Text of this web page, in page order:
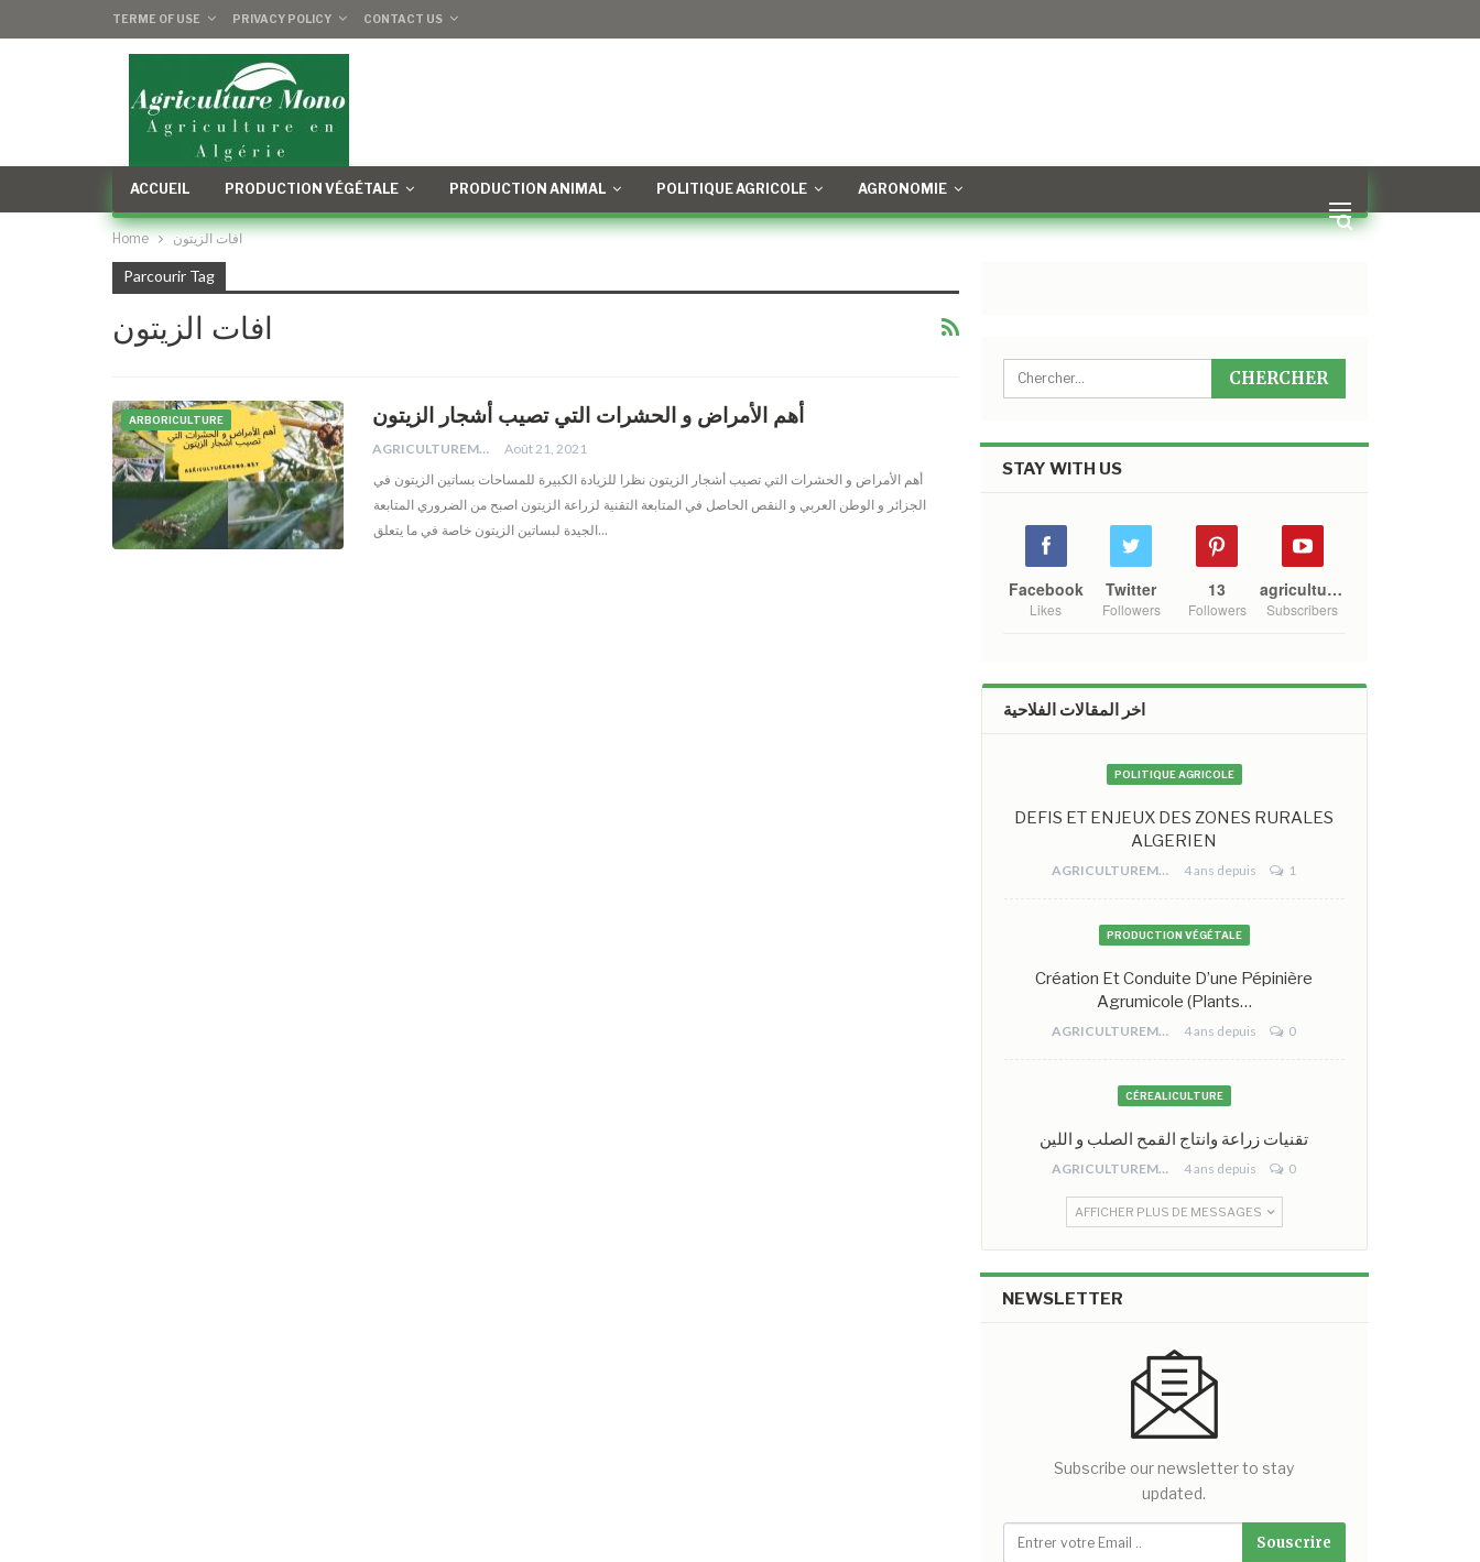
TERME OF USE PRIVACY POLICY CONTACT US
ACCUEIL PRODUCTION VÉGÉTALE PRODUCTION ANIMAL POLITIQUE AGRICOLE AGRONOMIE
Home افات الزيتون
Parcourir Tag
افات الزيتون
ARBORICULTURE أهم الأمراض و الحشرات التي تصيب أشجار الزيتون
AGRICULTUREMONO
Août 21, 2021
أهم الأمراض و الحشرات التي تصيب أشجار الزيتون نظرا للزيادة الكبيرة للمساحات بساتين الزيتون في
الجزائر و الوطن العربي و النقص الحاصل في المتابعة التقنية لزراعة الزيتون اصبح من الضروري المتابعة
الجيدة لبساتين الزيتون خاصة في ما يتعلق…
STAY WITH US
Facebook
Likes
Twitter
Followers
13
Followers
agriculture mono
Subscribers
اخر المقالات الفلاحية
POLITIQUE AGRICOLE
DEFIS ET ENJEUX DES ZONES RURALES
ALGERIEN
AGRICULTUREMONO 4 ans depuis 1
PRODUCTION VÉGÉTALE
Création Et Conduite D’une Pépinière
Agrumicole (plants…
AGRICULTUREMONO 4 ans depuis 0
CÉREALICULTURE
تقنيات زراعة وانتاج القمح الصلب و اللين
AGRICULTUREMONO 4 ans depuis 0
AFFICHER PLUS DE MESSAGES
NEWSLETTER
Subscribe our newsletter to stay
updated.
Souscrire